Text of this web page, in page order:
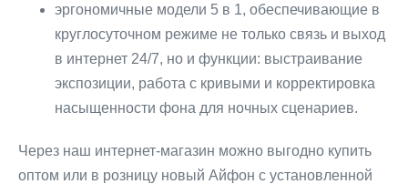
эргономичные модели 5 в 1, обеспечивающие в
круглосуточном режиме не только связь и выход
в интернет 24/7, но и функции: выстраивание
экспозиции, работа с кривыми и корректировка
насыщенности фона для ночных сценариев.
Через наш интернет-магазин можно выгодно купить
оптом или в розницу новый Айфон с установленной